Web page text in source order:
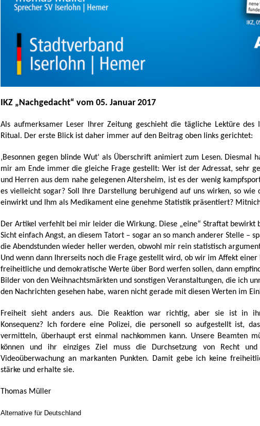
IKZ „Nachgedacht“ vom 05. Januar 2017
Als aufmerksamer Leser Ihrer Zeitung geschieht die tägliche Lektüre des
Ritual. Der erste Blick ist daher immer auf den Beitrag oben links gerichtet:
‚Besonnen gegen blinde Wut‘ als Überschrift animiert zum Lesen. Diesmal
mir am Ende immer die gleiche Frage gestellt: Wer ist der Adressat, sehr
und Herren aus dem nahe gelegenen Altersheim, ist es der wenig
es vielleicht sogar? Soll Ihre Darstellung beruhigend auf uns wirken, so
einwirkt und Ihm als Medikament eine genehme Statistik präsentiert?
Der Artikel verfehlt bei mir leider die Wirkung. Diese „eine“ Straftat bewirkt
Sicht einfach Angst, an diesem Tatort – sogar an so manch anderer Stelle –
die Abendstunden wieder heller werden, obwohl mir rein statistisch
Und wenn dann Ihrerseits noch die Frage gestellt wird, ob wir im Affekt
freiheitliche und demokratische Werte über Bord werfen sollen, dann
Bilder von den Weihnachtsmärkten und sonstigen Veranstaltungen, die ich
den Nachrichten gesehen habe, waren nicht gerade mit diesen Werten im
Freiheit sieht anders aus. Die Reaktion war richtig, aber sie ist in
Konsequenz? Ich fordere eine Polizei, die personell so aufgestellt ist,
vermitteln, überhaupt erst einmal nachkommen kann. Unsere Beamten
können und ihr einziges Ziel muss die Durchsetzung von Recht
Videoüberwachung an markanten Punkten. Damit gebe ich keine
stärke und erhalte sie.
Thomas Müller
Alternative für Deutschland